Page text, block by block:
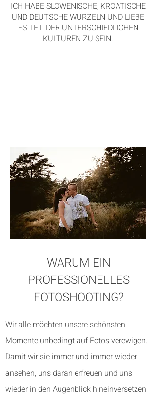
ICH HABE SLOWENISCHE, KROATISCHE
UND DEUTSCHE WURZELN UND LIEBE
ES TEIL DER UNTERSCHIEDLICHEN
KULTUREN ZU SEIN.
WARUM EIN
PROFESSIONELLES
FOTOSHOOTING?
Wir alle möchten unsere schönsten
Momente unbedingt auf Fotos verewigen.
Damit wir sie immer und immer wieder
ansehen, uns daran erfreuen und uns
wieder in den Augenblick hineinversetzen